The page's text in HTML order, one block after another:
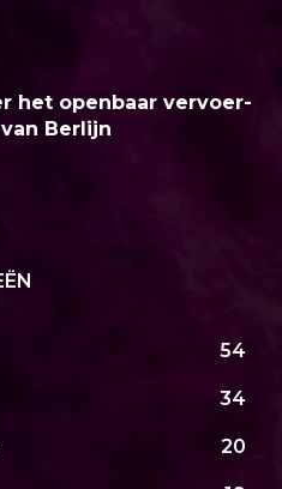
het openbaar vervoer-
Berlijn
54
34
20